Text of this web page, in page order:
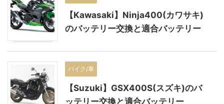
【Kawasaki】Ninja400(カワサキ)
のバッテリー交換と適合バッテリー
バイク/車
【Suzuki】GSX400S(スズキ)のバ
ッテリー交換と適合バッテリー